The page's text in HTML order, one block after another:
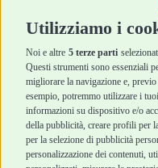
Utilizziamo i
Noi e altre 5 terze parti
Questi strumenti sono essenziali
migliorare la navigazione e,
esempio, potremmo utilizzare i
informazioni su dispositivo e/o
della pubblicità, creare profili per
per la selezione di pubblicità
personalizzazione dei contenuti,
Igiene e Pulizia
Accessori
Cani Mini
Top Quality
Robinson Pet Shop
Chi siamo